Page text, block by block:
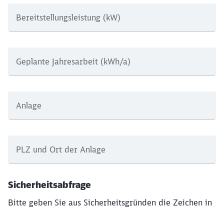
Bereitstellungsleistung (kW)
Geplante Jahresarbeit (kWh/a)
Anlage
PLZ und Ort der Anlage
Sicherheitsabfrage
Bitte geben Sie aus Sicherheitsgründen die Zeichen in